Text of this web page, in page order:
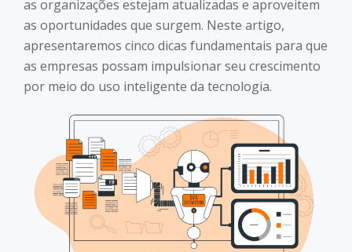
as organizações estejam atualizadas e aproveitem
as oportunidades que surgem. Neste artigo,
apresentaremos cinco dicas fundamentais para que
as empresas possam impulsionar seu crescimento
por meio do uso inteligente da tecnologia.